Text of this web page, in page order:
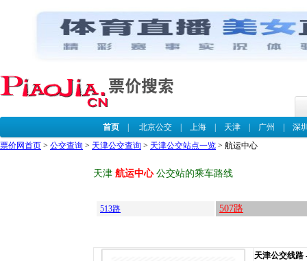
首页| 北京公交| 上海| 天津| 广州
深
票价网首页 > 公交查询 > 天津公交查询 > 天津公交站点一览 > 航运中心
天津 航运中心公交站的乘车路线
513路 507路
天津公交线路